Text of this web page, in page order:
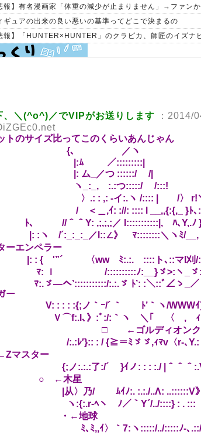
報】有名漫画家「体重の減少が止まりません」→ファン
ギュアの出来の良い悪いの基準ってどこで決まるの
報】「HUNTER×HUNTER」のクラピカ、師匠のイズナ
、＼(^o^)／でVIPがお送りします
：2014/
トのサイズ比ってこのくらいあんじゃん
{､ ／ヽ
／:::::::::|
_／つ ::::::/ /|
_:_,ゝ:.:つ:::::/ /:::! |
.: : ,: -イ:.ヽ /:::: | /〉 r!＼
＜＿,ｲ: ://: :::: l __,,{:{,_ }ﾄ､:
//＾＾Y: ,;,;,;／ l:::::::::::|,ゞﾊ､
/´:_:_:_／l::∠》ゞﾏ::::::::
ーエンペラー
{ '”´ 〈wwゞﾐ:.:.ゞ::::ト､::マl
ｌ /::::::::::ﾉ:__}ゞ>:ヽ_ゞ
—へ’:::::::::::/:.:.ゞ ﾄ’: :＼::ﾞ∠ゝ_
ー
: : : :{;ノ｀ｰ/´ ｀ゞ ﾄ’｀ヽ
､》:ﾞ:/:｀ヽ ＼｢ 〈ゞ,ゝｨｯl/､
←ゴルディオンクラッ
ﾚ′}:: : / {≧＝ﾐゞゞ,ｨ
マスター
:.:.:了:/´ }ｲノ: : : :./ |＾＾
←木星
〉乃/ ﾑｲﾉ:. :.:./..Λ:
:{:.r‐ﾍヽ ﾉ／｀Y´/../::::} : . :::
・←地球
､ﾐ,,ｲ〉｀7:ヽ:::::/../:::::ﾉ-､.::/